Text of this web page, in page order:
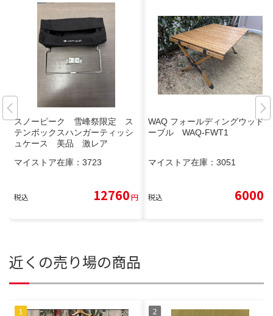
スノーピーク 雪峰祭限定 ス
テンボックスハンガーティッシ
ュケース 美品 激レア
マイストア在庫： 3723
税込 12760円
WAQ フォールディングウッドテ
ーブル WAQ-FWT1
マイストア在庫： 3051
税込 6000
近くの売り場の商品